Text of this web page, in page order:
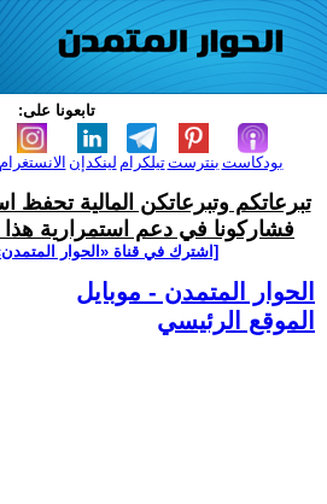
تابعونا على:
الانستغرام لينكدإن تيلكرامبنترست بودكاست
تبرعاتكم وتبرعاتكن المالية تحفظ
فشاركونا في دعم استمرارية هذا
[اشترك في قناة ‫«الحوار
الحوار المتمدن - موبايل
الموقع الرئيسي